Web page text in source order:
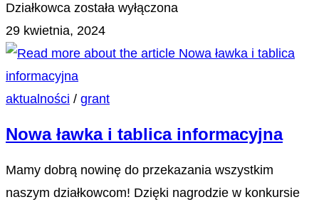
Działkowca została wyłączona
29 kwietnia, 2024
aktualności / grant
Nowa ławka i tablica informacyjna
Mamy dobrą nowinę do przekazania wszystkim
naszym działkowcom! Dzięki nagrodzie w konkursie